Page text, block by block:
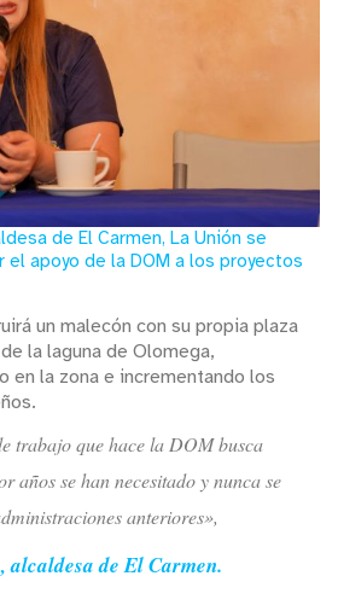
de El Carmen, La Unión se
apoyo de la DOM a los proyectos
un malecón con su propia plaza
la laguna de Olomega,
en la zona e incrementando los
trabajo que hace la DOM busca
años se han necesitado y nunca se
anteriores»,
alcaldesa de El Carmen.